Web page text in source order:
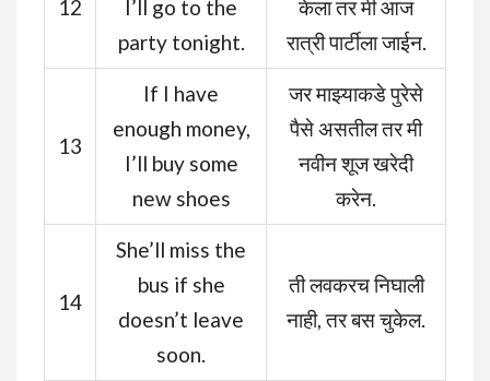
12
I’ll go to the
party tonight.
केला तर मी आज
रात्री पार्टीला जाईन.
13
If I have
enough money,
I’ll buy some
new shoes
जर माझ्याकडे पुरेसे
पैसे असतील तर मी
नवीन शूज खरेदी
करेन.
14
She’ll miss the
bus if she
doesn’t leave
soon.
ती लवकरच निघाली
नाही, तर बस चुकेल.